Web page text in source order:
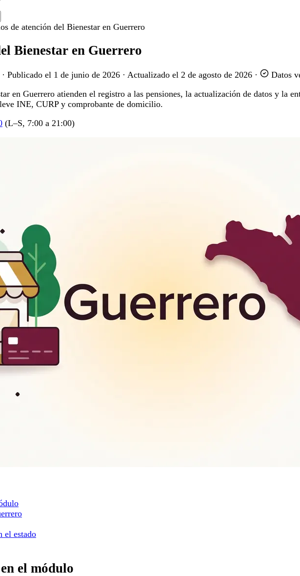
de atención del Bienestar en Guerrero
Bienestar en Guerrero
· Publicado el 1 de junio de 2026 · Actualizado el 2 de agosto de 2026 · Datos
en Guerrero atienden el registro a las pensiones, la actualización de datos y la
INE, CURP y comprobante de domicilio.
(L–S, 7:00 a 21:00)
el estado
el módulo